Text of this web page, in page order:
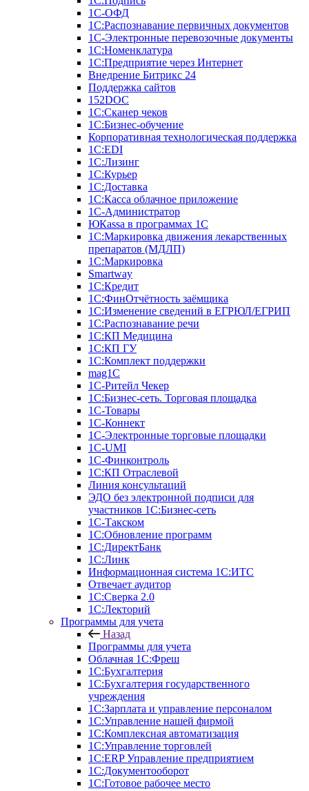
1С-ОФД
1С:Распознавание первичных документов
1С-Электронные перевозочные документы
1С:Номенклатура
1С:Предприятие через Интернет
Внедрение Битрикс 24
Поддержка сайтов
152DOC
1С:Сканер чеков
1С:Бизнес-обучение
Корпоративная технологическая поддержка
1С:ЕDI
1С:Лизинг
1С:Курьер
1С:Доставка
1С:Касса облачное приложение
1С-Администратор
ЮКаssа в программах 1С
1С:Маркировка движения лекарственных
препаратов (МДЛП)
1С:Маркировка
Smartway
1С:Кредит
1С:ФинОтчётность заёмщика
1С:Изменение сведений в ЕГРЮЛ/ЕГРИП
1С:Распознавание речи
1С:КП Медицина
1С:КП ГУ
1С:Комплект поддержки
mag1C
1С-Ритейл Чекер
1С:Бизнес-сеть. Торговая площадка
1С-Товары
1С-Коннект
1С-Электронные торговые площадки
1C-UMI
1С-Финконтроль
1С:КП Отраслевой
Линия консультаций
ЭДО без электронной подписи для
участников 1С:Бизнес-сеть
1С-Такском
1С:Обновление программ
1С:ДиректБанк
1С:Линк
Информационная система 1С:ИТС
Отвечает аудитор
1С:Сверка 2.0
1С:Лекторий
Программы для учета
Назад
Программы для учета
Облачная 1С:Фреш
1С:Бухгалтерия
1С:Бухгалтерия государственного
учреждения
1С:Зарплата и управление персоналом
1С:Управление нашей фирмой
1С:Комплексная автоматизация
1С:Управление торговлей
1С:ERP Управление предприятием
1С:Документооборот
1C:Готовое рабочее место